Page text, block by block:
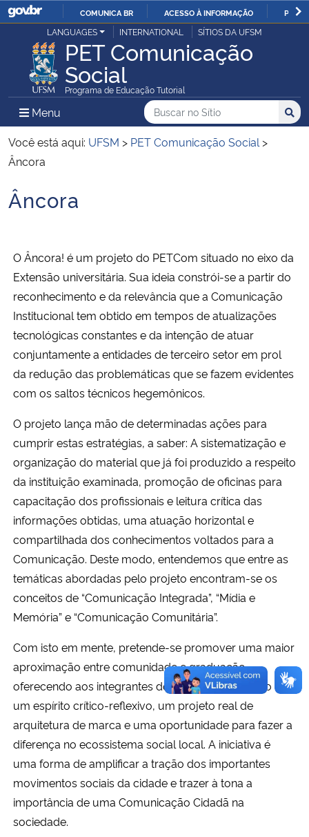
IR
PARA
CONTEÚDO
COMUNICA BR ACESSO À INFORMAÇÃO
Ministério da Justiça e Segurança Pública
Ministério da Defesa
Ministério das Relações Exteriores
Ministério da Infraestrutura
Ministério da Educação
Ministério da Cidadania
Ministério da Saúde
Ministério de Minas e Energia
Ministério da Ciência, Tecnologia, Inovações e Comunicações
Ministério do Meio Ambiente
Ministério do Turismo
Ministério do Desenvolvimento Regional
Controladoria-Geral da União
Ministério da Mulher, da Família e dos Direitos Humanos
Secretaria-Geral
Secretaria de Governo
Gabinete de Segurança Institucional
Advocacia-Geral da União
Banco Central do Brasil
LANGUAGES INTERNATIONAL SÍTIOS DA UFSM
PET Comunicação
Social
Programa de Educação Tutorial
Menu Menu Principal do Sítio
Busca
Buscar no no Sítio
Busca:
Você está aqui: UFSM > PET Comunicação Social >
Âncora
Início do conteúdo
Âncora
O Âncora! é um projeto do PETCom situado no eixo da
Extensão universitária. Sua ideia constrói-se a partir do
reconhecimento e da relevância que a Comunicação
Institucional tem obtido em tempos de atualizações
tecnológicas constantes e da intenção de atuar
conjuntamente a entidades de terceiro setor em prol
da redução das problemáticas que se fazem evidentes
com os saltos técnicos hegemônicos.
O projeto lança mão de determinadas ações para
cumprir estas estratégias, a saber: A sistematização e
organização do material que já foi produzido a respeito
da instituição examinada, promoção de oficinas para
capacitação dos profissionais e leitura crítica das
informações obtidas, uma atuação horizontal e
compartilhada dos conhecimentos voltados para a
Comunicação. Deste modo, entendemos que entre as
temáticas abordadas pelo projeto encontram-se os
conceitos de “Comunicação Integrada”, “Mídia e
Memória” e “Comunicação Comunitária”.
Com isto em mente, pretende-se promover uma maior
aproximação entre comunidade e graduação,
oferecendo aos integrantes do projeto a formação de
um espírito crítico-reflexivo, um projeto real de
arquitetura de marca e uma oportunidade para fazer a
diferença no ecossistema social local. A iniciativa é
uma forma de amplificar a tração dos importantes
movimentos sociais da cidade e trazer à tona a
importância de uma Comunicação Cidadã na
sociedade.